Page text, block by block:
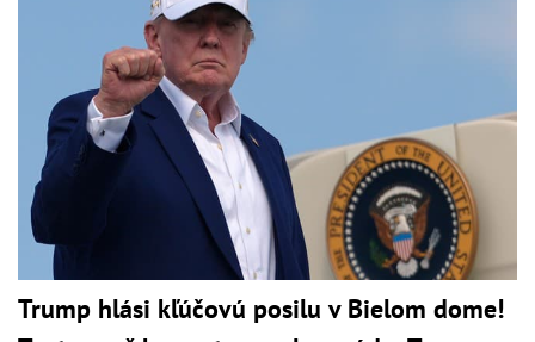
Trump hlási kľúčovú posilu v Bielom dome!